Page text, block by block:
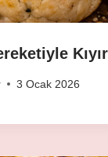
3 Ocak 2026